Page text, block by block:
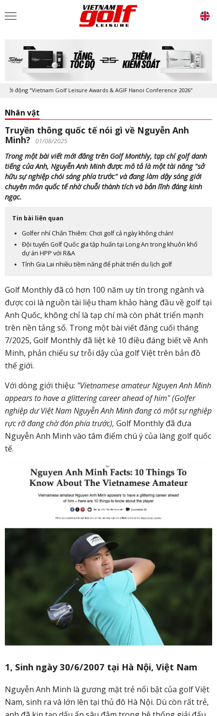
"Vietnam Golf Leisure Awards & AGIF Hanoi Conference 2026"
Nhân vật
Truyền thông quốc tế nói gì về Nguyễn Anh
Minh?
01/08/2025
Trong một bài viết mới đăng trên Golf Monthly, tạp chí golf danh
tiếng của Anh, Nguyễn Anh Minh được mô tả là một tài năng "sở
hữu sự nghiệp chói sáng phía trước" và đang làm dậy sóng giới
chuyên môn quốc tế nhờ chuỗi thành tích và bản lĩnh đáng kinh
ngạc.
Tin bài liên quan
Golfer nhí Chấn Thiêm: Chơi golf cả ngày không chán!
Đội tuyển Golf Quốc gia tập huấn tại Long An trong khuôn khổ
dự án HPP với R&A
Tỉnh Gia Lai nhiều tiềm năng để phát triển du lịch golf
Golf Monthly đã có hơn 100 năm uy tín trong ngành và
được coi là nguồn tài liệu tham khảo hàng đầu về golf tại
Anh Quốc, không chỉ là tạp chí mà còn phát triển mạnh
trên nền tảng số. Trong một bài viết đăng cuối tháng
7/2025, Golf Monthly đã liệt kê 10 điều đáng biết về Anh
Minh, phản chiếu sự trỗi dậy của golf Việt trên bản đồ
thế giới.
Với dòng giới thiệu: "Vietnamese amateur Nguyen Anh Minh
appears to have a glittering career ahead of him" (Golfer
nghiệp dư Việt Nam Nguyễn Anh Minh đang có một sự nghiệp
rực rỡ đang chờ đón phía trước), Golf Monthly đã đưa
Nguyễn Anh Minh vào tâm điểm chú ý của làng golf quốc
tế.
1, Sinh ngày 30/6/2007 tại Hà Nội, Việt Nam
Nguyễn Anh Minh là gương mặt trẻ nổi bật của golf Việt
Nam, sinh ra và lớn lên tại thủ đô Hà Nội. Dù còn rất trẻ,